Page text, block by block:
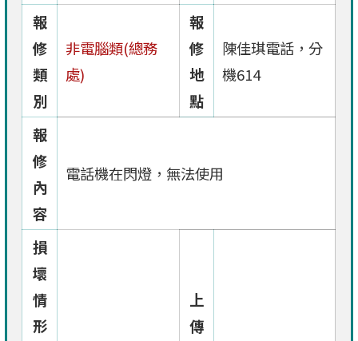
報
修
類
別
非電腦類(總務
處)
報
修
地
點
陳佳琪電話，分
機614
報
修
內
容
電話機在閃燈，無法使用
損
壞
情
形
上
傳